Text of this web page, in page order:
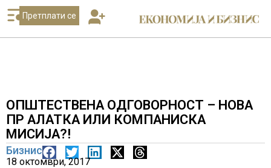
Претплати се
ОПШТЕСТВЕНА ОДГОВОРНОСТ – НОВА
ПР АЛАТКА ИЛИ КОМПАНИСКА
МИСИЈА?!
Бизнис
18 октомври, 2017